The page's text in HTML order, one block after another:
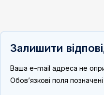
Залишити
Ваша e-mail адреса не
Обов’язкові поля позначені